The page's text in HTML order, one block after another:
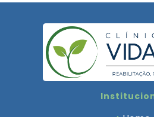
Clínica de Recuperação
Bradesco Saúde
Hospital Psiquiátrico para
Químicos Unimed
Internação Unimed para
Químicos
Bradesco Saúde